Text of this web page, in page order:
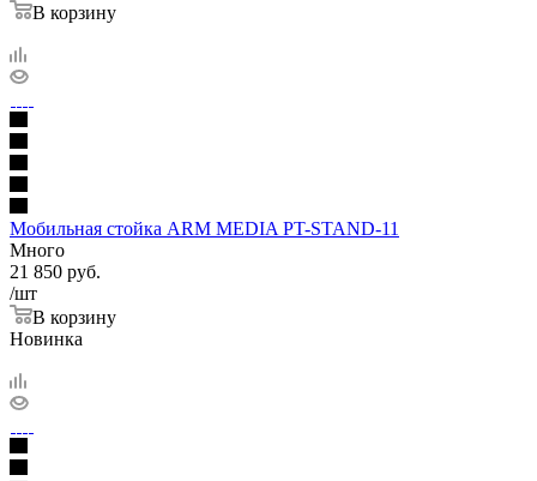
В корзину
Мобильная стойка ARM MEDIA PT-STAND-11
Много
21 850 руб.
/шт
В корзину
Новинка